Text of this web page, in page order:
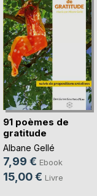
91 poèmes de
gratitude
Albane Gellé
7,99 € Ebook
15,00 € Livre